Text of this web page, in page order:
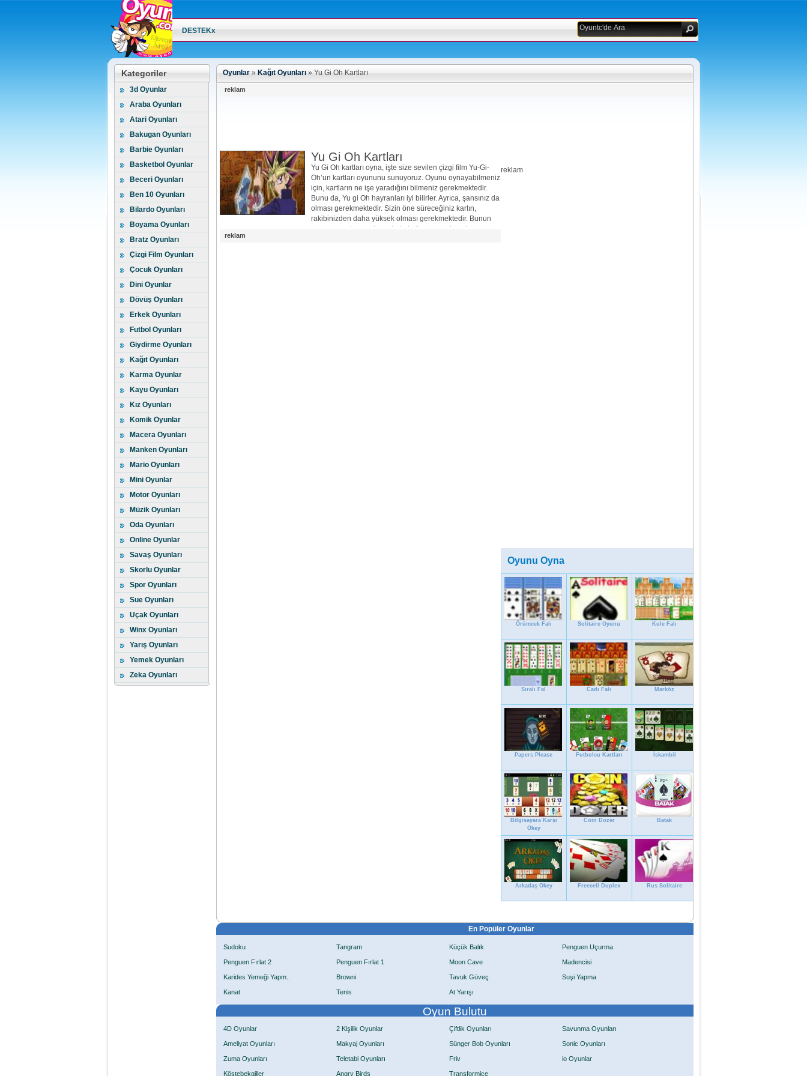
DESTEKx
Kategoriler
3d Oyunlar
Araba Oyunları
Atari Oyunları
Bakugan Oyunları
Barbie Oyunları
Basketbol Oyunlar
Beceri Oyunları
Ben 10 Oyunları
Bilardo Oyunları
Boyama Oyunları
Bratz Oyunları
Çizgi Film Oyunları
Çocuk Oyunları
Dini Oyunlar
Dövüş Oyunları
Erkek Oyunları
Futbol Oyunları
Giydirme Oyunları
Kağıt Oyunları
Karma Oyunlar
Kayu Oyunları
Kız Oyunları
Komik Oyunlar
Macera Oyunları
Manken Oyunları
Mario Oyunları
Mini Oyunlar
Motor Oyunları
Müzik Oyunları
Oda Oyunları
Online Oyunlar
Savaş Oyunları
Skorlu Oyunlar
Spor Oyunları
Sue Oyunları
Uçak Oyunları
Winx Oyunları
Yarış Oyunları
Yemek Oyunları
Zeka Oyunları
Oyunlar » Kağıt Oyunları »Yu Gi Oh Kartları
reklam
Yu Gi Oh Kartları
Yu Gi Oh kartları oyna, işte size sevilen çizgi film Yu-Gi-
Oh’un kartları oyununu sunuyoruz. Oyunu oynayabilmeniz
için, kartların ne işe yaradığını bilmeniz gerekmektedir.
Bunu da, Yu gi Oh hayranları iyi bilirler. Ayrıca, şansınız da
olması gerekmektedir. Sizin öne süreceğiniz kartın,
rakibinizden daha yüksek olması gerekmektedir. Bunun
yanı sıra, zekanızı da yerinde kullanmanızda çok
reklam
reklam
Oyunu Oyna
Örümcek Falı Solitaire Oyunu Kule Falı
Sıralı Fal Cadı Falı Marköz
Papers Please Futbolcu Kartları İskambil
Bilgisayara Karşı
Okey
Coin Dozer Batak
Arkadaş Okey Freecell Duplex Rus Solitaire
En Popüler Oyunlar
Sudoku Tangram Küçük Balık Penguen Uçurma
Penguen Fırlat 2 Penguen Fırlat 1 Moon Cave Madencisi
Karides Yemeği Yapm.. Browni Tavuk Güveç Suşi Yapma
Kanat Tenis At Yarışı
Oyun Bulutu
4D Oyunlar 2 Kişilik Oyunlar Çiftlik Oyunları Savunma Oyunları
Ameliyat Oyunları Makyaj Oyunları Sünger Bob Oyunları Sonic Oyunları
Zuma Oyunları Teletabi Oyunları Friv io Oyunlar
Köstebekgiller Angry Birds Transformice